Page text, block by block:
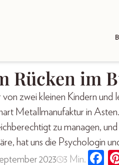
Rücken im
zwei kleinen Kindern
Metallmanufaktur in
zu managen,
hat uns die Psychologin
2023 3 Min.